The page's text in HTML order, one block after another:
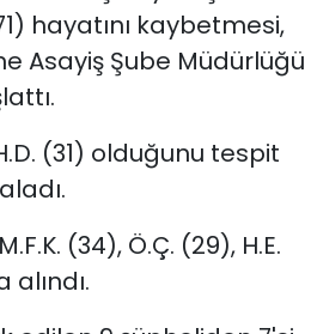
hayatını kaybetmesi,
Asayiş Şube Müdürlüğü
(31) olduğunu tespit
(34), Ö.Ç. (29), H.E.
alındı.